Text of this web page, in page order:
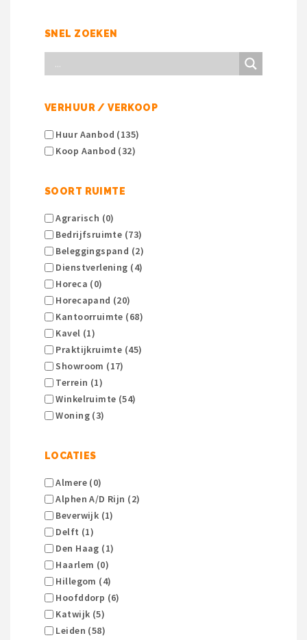
SNEL ZOEKEN
VERHUUR / VERKOOP
Huur Aanbod (135)
Koop Aanbod (32)
SOORT RUIMTE
Agrarisch (0)
Bedrijfsruimte (73)
Beleggingspand (2)
Dienstverlening (4)
Horeca (0)
Horecapand (20)
Kantoorruimte (68)
Kavel (1)
Praktijkruimte (45)
Showroom (17)
Terrein (1)
Winkelruimte (54)
Woning (3)
LOCATIES
Almere (0)
Alphen A/d Rijn (2)
Beverwijk (1)
Delft (1)
Den Haag (1)
Haarlem (0)
Hillegom (4)
Hoofddorp (6)
Katwijk (5)
Leiden (58)